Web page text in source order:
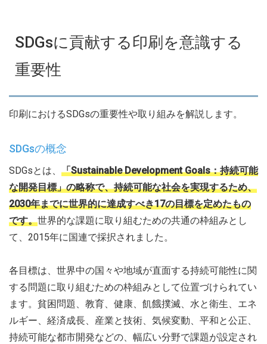
SDGsに貢献する印刷を意識する
重要性
印刷におけるSDGsの重要性や取り組みを解説します。
SDGsの概念
SDGsとは、 「Sustainable Development Goals：持続可能
な開発目標」の略称で、持続可能な社会を実現するため、
2030年までに世界的に達成すべき17の目標を定めたもの
です。世界的な課題に取り組むための共通の枠組みとし
て、2015年に国連で採択されました。
各目標は、世界中の国々や地域が直面する持続可能性に関
する問題に取り組むための枠組みとして位置づけられてい
ます。貧困問題、教育、健康、飢餓撲滅、水と衛生、エネ
ルギー、経済成長、産業と技術、気候変動、平和と公正、
持続可能な都市開発などの、幅広い分野で課題が設定され